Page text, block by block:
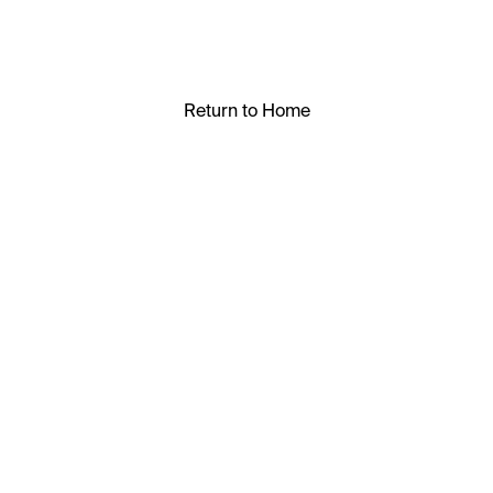
Return to Home